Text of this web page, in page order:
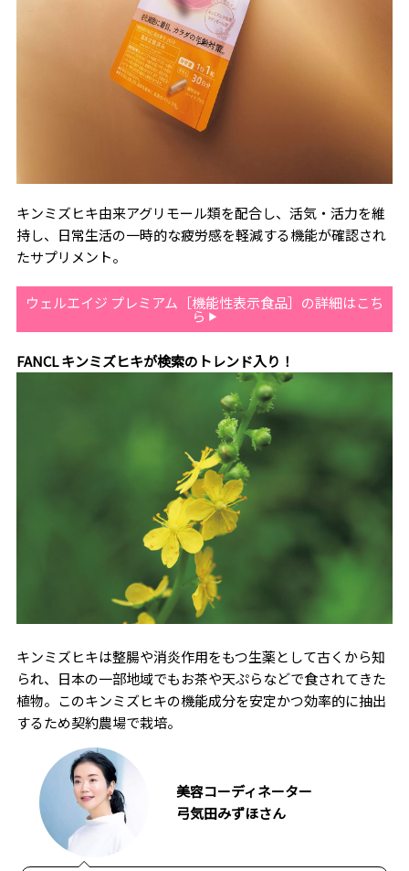
キンミズヒキ由来アグリモール類を配合し、活気・活力を維
持し、日常生活の一時的な疲労感を軽減する機能が確認され
たサプリメント。
ウェルエイジ プレミアム［機能性表示食品］の詳細はこち
ら
FANCL キンミズヒキが検索のトレンド入り！
キンミズヒキは整腸や消炎作用をもつ生薬として古くから知
られ、日本の一部地域でもお茶や天ぷらなどで食されてきた
植物。このキンミズヒキの機能成分を安定かつ効率的に抽出
するため契約農場で栽培。
美容コーディネーター
弓気田みずほさん